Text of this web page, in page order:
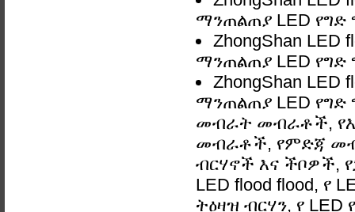
ማንጠልጠያ LED
ZhongShan LED
ማንጠልጠያ LED
ZhongShan LED
ማንጠልጠያ LED
መብራት መብራቶች,
መብራቶች, የምድጃ
ብርሃኖች እና ችቦዎች,
LED flood flood, የ
ትዕዛዝ ብርሃን, የ